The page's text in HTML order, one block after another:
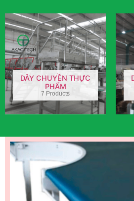
DÂY CHUYỀN THỰC
PHẨM
7 Products